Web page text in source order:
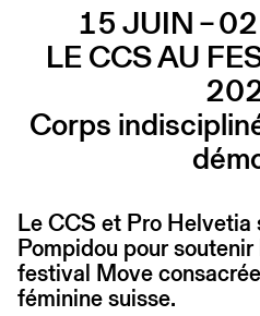
15 JUIN –
LE CCS AU
Corps
Le CCS et Pro Helvetia
Pompidou pour
festival Move
féminine suisse.